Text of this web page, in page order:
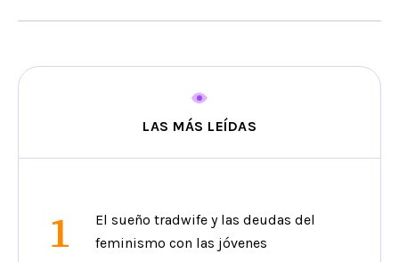
LAS MÁS LEÍDAS
1
El sueño tradwife y las deudas del
feminismo con las jóvenes